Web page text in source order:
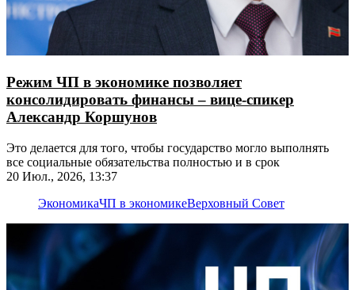
Режим ЧП в экономике позволяет
консолидировать финансы – вице-спикер
Александр Коршунов
Это делается для того, чтобы государство могло выполнять
все социальные обязательства полностью и в срок
20 Июл., 2026, 13:37
ЭкономикаЧП в экономикеВерховный Совет